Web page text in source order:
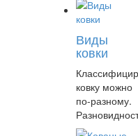
Виды
ковки
ковку можно
по-разному.